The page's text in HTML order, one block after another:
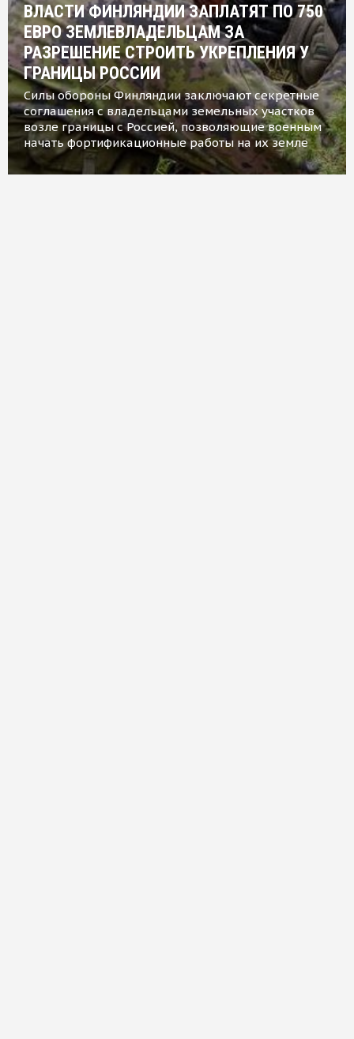
ВЛАСТИ ФИНЛЯНДИИ ЗАПЛАТЯТ ПО 750
ЕВРО ЗЕМЛЕВЛАДЕЛЬЦАМ ЗА
РАЗРЕШЕНИЕ СТРОИТЬ УКРЕПЛЕНИЯ У
ГРАНИЦЫ РОССИИ
Силы обороны Финляндии заключают секретные
соглашения с владельцами земельных участков
возле границы с Россией, позволяющие военным
начать фортификационные работы на их земле